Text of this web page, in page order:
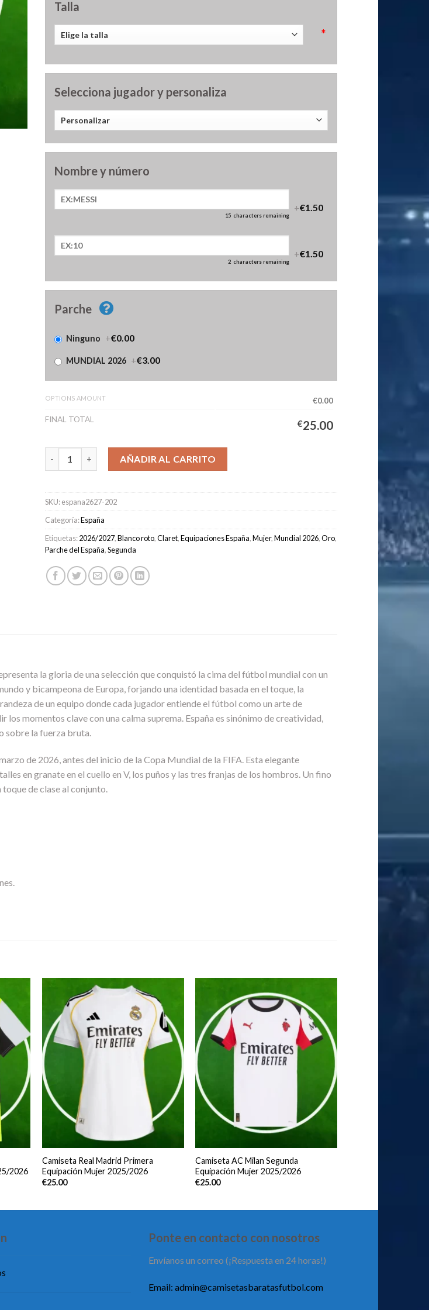
Talla
*
Selecciona jugador y personaliza
Nombre y número
15 characters remaining
+€1.50
2 characters remaining
+€1.50
Parche
Ninguno +€0.00
MUNDIAL 2026 +€3.00
OPTIONS AMOUNT
€0.00
FINAL TOTAL
€25.00
Camiseta España Segunda Equipación Mujer 2026/2027 cantidad
AÑADIR AL CARRITO
SKU:espana2627-202
Categoría:España
Etiquetas:2026/2027,Blanco roto,Claret,Equipaciones España,Mujer,Mundial 2026,Oro,
Parche del España,Segunda
la gloria de una selección que conquistó la cima del fútbol mundial con un
y bicampeona de Europa, forjando una identidad basada en el toque, la
de un equipo donde cada jugador entiende el fútbol como un arte de
momentos clave con una calma suprema. España es sinónimo de creatividad,
sobre la fuerza bruta.
de 2026, antes del inicio de la Copa Mundial de la FIFA. Esta elegante
en granate en el cuello en V, los puños y las tres franjas de los hombros. Un fino
de clase al conjunto.
2026
Camiseta Real Madrid Primera
Equipación Mujer 2025/2026
€25.00
Camiseta AC Milan Segunda
Equipación Mujer 2025/2026
€25.00
Ponte en contacto con nosotros
Envíanos un correo (¡Respuesta en 24 horas!)
Email: admin@camisetasbaratasfutbol.com